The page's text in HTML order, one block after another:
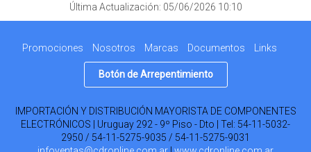
Última Actualización: 05/06/2026 10:10
Promociones Nosotros Marcas Documentos Links
Botón de Arrepentimiento
IMPORTACIÓN Y DISTRIBUCIÓN MAYORISTA DE COMPONENTES
ELECTRÓNICOS | Uruguay 292 - 9º Piso - Dto | Tel: 54-11-5032-
2950 / 54-11-5275-9035 / 54-11-5275-9031